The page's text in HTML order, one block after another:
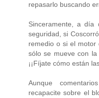
repasarlo buscando
Sinceramente, a
seguridad, si
remedio o si el
sólo se mueve con la
¡¡Fíjate cómo están
Aunque
recapacite sobre el